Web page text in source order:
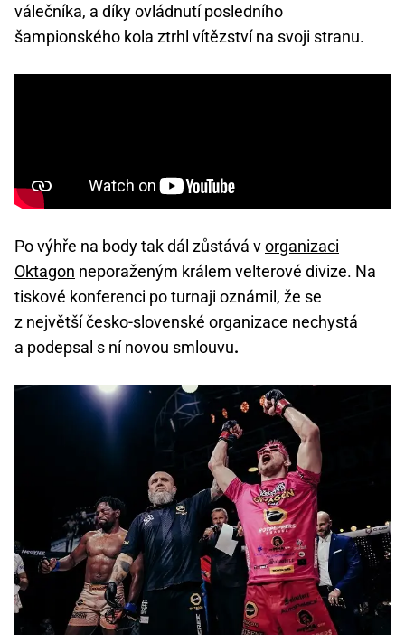
válečníka, a díky ovládnutí posledního
šampionského kola ztrhl vítězství na svoji stranu.
Po výhře na body tak dál zůstává vorganizaci
Oktagon neporaženým králem velterové divize. Na
tiskové konferenci po turnaji oznámil, že se
z největší česko-slovenské organizace nechystá
a podepsal s ní novou smlouvu.